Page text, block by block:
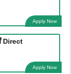
Apply Now
Direct
Apply Now